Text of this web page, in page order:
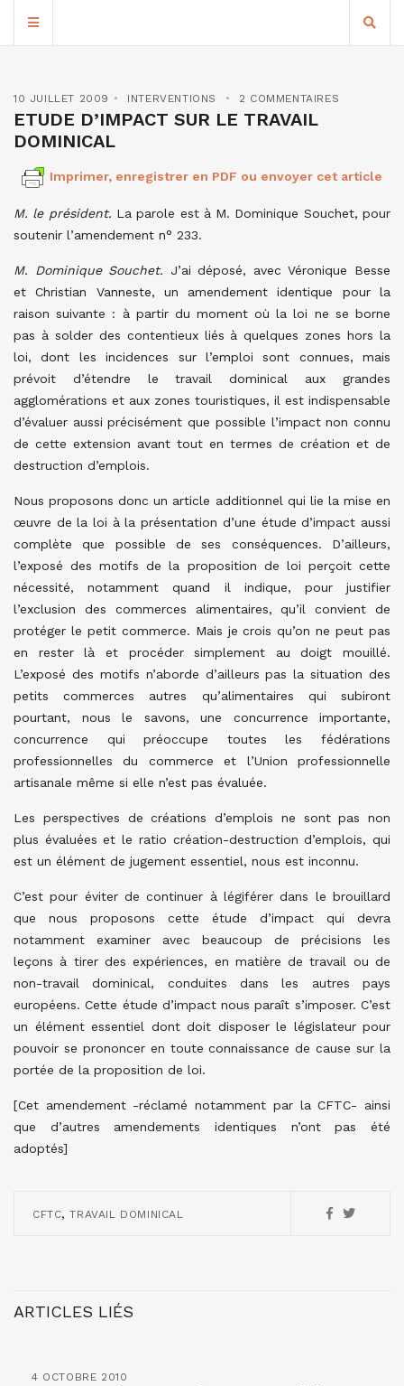
10 JUILLET 2009 INTERVENTIONS 2 COMMENTAIRES
ETUDE D’IMPACT SUR LE TRAVAIL
DOMINICAL
Imprimer, enregistrer en PDF ou envoyer cet article
M. le président. La parole est à M. Dominique Souchet, pour
soutenir l’amendement n° 233.
M. Dominique Souchet. J’ai déposé, avec Véronique Besse
et Christian Vanneste, un amendement identique pour la
raison suivante : à partir du moment où la loi ne se borne
pas à solder des contentieux liés à quelques zones hors la
loi, dont les incidences sur l’emploi sont connues, mais
prévoit d’étendre le travail dominical aux grandes
agglomérations et aux zones touristiques, il est indispensable
d’évaluer aussi précisément que possible l’impact non connu
de cette extension avant tout en termes de création et de
destruction d’emplois.
Nous proposons donc un article additionnel qui lie la mise en
œuvre de la loi à la présentation d’une étude d’impact aussi
complète que possible de ses conséquences. D’ailleurs,
l’exposé des motifs de la proposition de loi perçoit cette
nécessité, notamment quand il indique, pour justifier
l’exclusion des commerces alimentaires, qu’il convient de
protéger le petit commerce. Mais je crois qu’on ne peut pas
en rester là et procéder simplement au doigt mouillé.
L’exposé des motifs n’aborde d’ailleurs pas la situation des
petits commerces autres qu’alimentaires qui subiront
pourtant, nous le savons, une concurrence importante,
concurrence qui préoccupe toutes les fédérations
professionnelles du commerce et l’Union professionnelle
artisanale même si elle n’est pas évaluée.
Les perspectives de créations d’emplois ne sont pas non
plus évaluées et le ratio création-destruction d’emplois, qui
est un élément de jugement essentiel, nous est inconnu.
C’est pour éviter de continuer à légiférer dans le brouillard
que nous proposons cette étude d’impact qui devra
notamment examiner avec beaucoup de précisions les
leçons à tirer des expériences, en matière de travail ou de
non-travail dominical, conduites dans les autres pays
européens. Cette étude d’impact nous paraît s’imposer. C’est
un élément essentiel dont doit disposer le législateur pour
pouvoir se prononcer en toute connaissance de cause sur la
portée de la proposition de loi.
[Cet amendement -réclamé notamment par la CFTC- ainsi
que d’autres amendements identiques n’ont pas été
adoptés]
CFTC,TRAVAIL DOMINICAL
ARTICLES LIÉS
4 OCTOBRE 2010